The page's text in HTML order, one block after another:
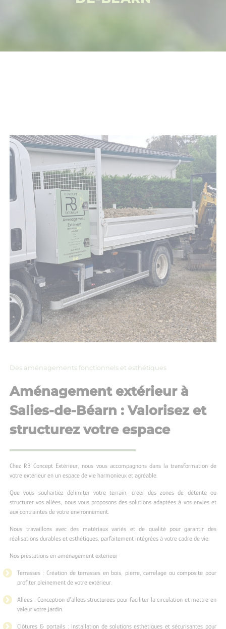
Des aménagements fonctionnels et esthétiques
Aménagement extérieur à
Salies-de-Béarn : Valorisez et
structurez votre espace
Chez RB Concept Extérieur, nous vous accompagnons dans la transformation de
votre extérieur en un espace de vie harmonieux et agréable.
Que vous souhaitiez délimiter votre terrain, créer des zones de détente ou
structurer vos allées, nous vous proposons des solutions adaptées à vos envies et
aux contraintes de votre environnement.
Nous travaillons avec des matériaux variés et de qualité pour garantir des
réalisations durables et esthétiques, parfaitement intégrées à votre cadre de vie.
Nos prestations en aménagement extérieur
Terrasses : Création de terrasses en bois, pierre, carrelage ou composite pour
profiter pleinement de votre extérieur.
Allées : Conception d’allées structurées pour faciliter la circulation et mettre en
valeur votre jardin.
Clôtures & portails : Installation de solutions esthétiques et sécurisantes pour